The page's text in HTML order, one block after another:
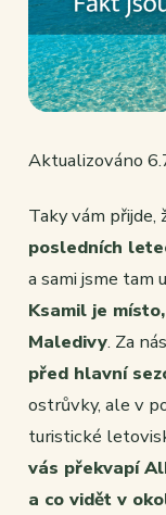
Aktualizováno
Taky vám přijde,
posledních
a sami jsme tam
Ksamil je
Maledivy. Za
před hlavní
ostrůvky, ale v
turistické
vás překvapí
a co vidět v